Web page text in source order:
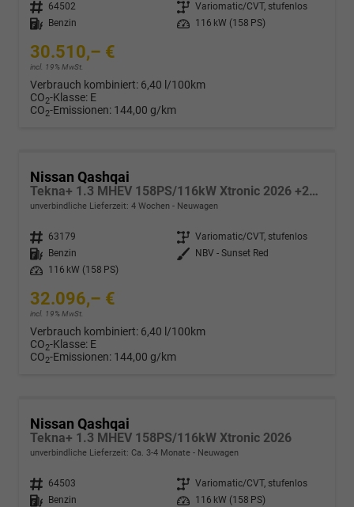
Fahrzeugnr. 64502 Getriebe Variomatic/CVT, stufenlos
Kraftstoff
Benzin Leistung 116 kW (158 PS)
30.510,– €
incl. 19% MwSt.
Verbrauch kombiniert: 6,40 l/100km
CO2-Klasse: E
CO2-Emissionen: 144,00 g/km
Nissan Qashqai
Tekna+ 1.3 MHEV 158PS/116kW Xtronic 2026 +20"ALU+PANO+BOSE+HuD
unverbindliche Lieferzeit: 4 Wochen Neuwagen
Fahrzeugnr. 63179 Getriebe Variomatic/CVT, stufenlos
Kraftstoff
Benzin Außenfarbe
NBV - Sunset Red
Leistung
116 kW (158 PS)
32.096,– €
incl. 19% MwSt.
Verbrauch kombiniert: 6,40 l/100km
CO2-Klasse: E
CO2-Emissionen: 144,00 g/km
Nissan Qashqai
Tekna+ 1.3 MHEV 158PS/116kW Xtronic 2026
unverbindliche Lieferzeit: Ca. 3-4 Monate Neuwagen
Fahrzeugnr. 64503 Getriebe Variomatic/CVT, stufenlos
Kraftstoff
Benzin Leistung 116 kW (158 PS)